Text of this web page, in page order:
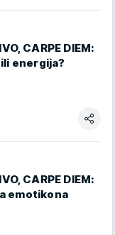
CARPE DIEM:
energija?
CARPE DIEM:
emotikona